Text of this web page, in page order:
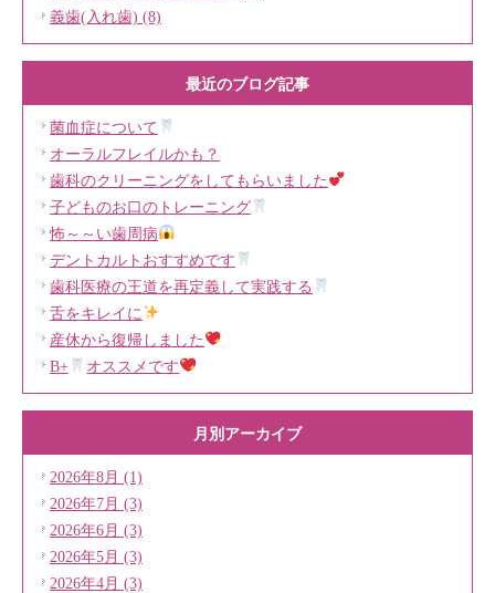
義歯(入れ歯) (8)
最近のブログ記事
菌血症について
オーラルフレイルかも？
歯科のクリーニングをしてもらいました
子どものお口のトレーニング
怖～～い歯周病
デントカルトおすすめです
歯科医療の王道を再定義して実践する
舌をキレイに
産休から復帰しました
B+
オススメです
月別アーカイブ
2026年8月 (1)
2026年7月 (3)
2026年6月 (3)
2026年5月 (3)
2026年4月 (3)